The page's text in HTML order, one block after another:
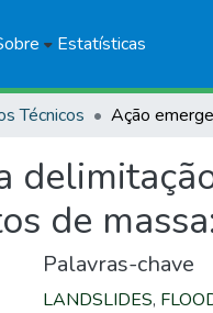
Estatísticas
Técnicos
de
Palavras-chave
LANDSLIDES,